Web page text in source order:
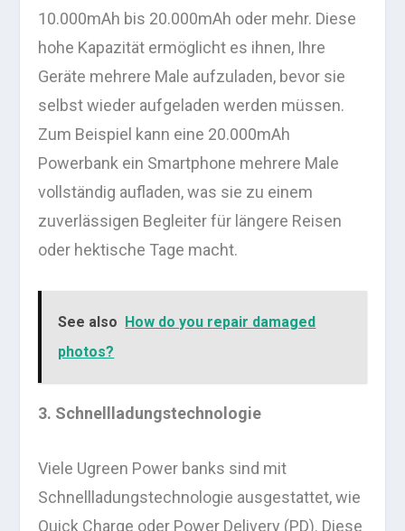
10.000mAh bis 20.000mAh oder mehr. Diese
hohe Kapazität ermöglicht es ihnen, Ihre
Geräte mehrere Male aufzuladen, bevor sie
selbst wieder aufgeladen werden müssen.
Zum Beispiel kann eine 20.000mAh
Powerbank ein Smartphone mehrere Male
vollständig aufladen, was sie zu einem
zuverlässigen Begleiter für längere Reisen
oder hektische Tage macht.
See also How do you repair damaged
photos?
3. Schnellladungstechnologie
Viele Ugreen Power banks sind mit
Schnellladungstechnologie ausgestattet, wie
Quick Charge oder Power Delivery (PD). Diese